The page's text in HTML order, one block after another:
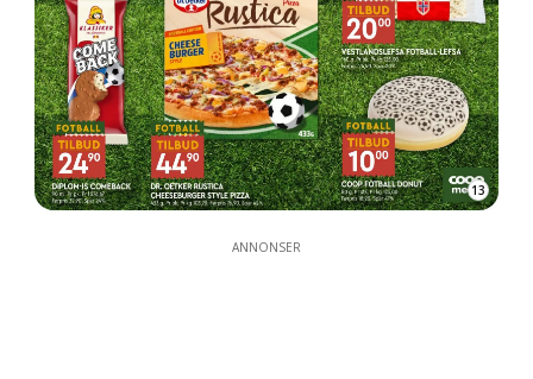
13
ANNONSER